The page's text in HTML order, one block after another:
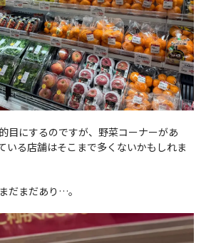
目にするのですが、野菜コーナーがあ
いる店舗はそこまで多くないかもしれま
だまだあり…。